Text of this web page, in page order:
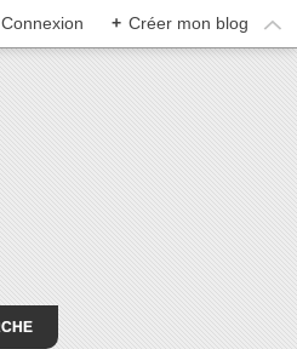
Connexion + Créer mon blog